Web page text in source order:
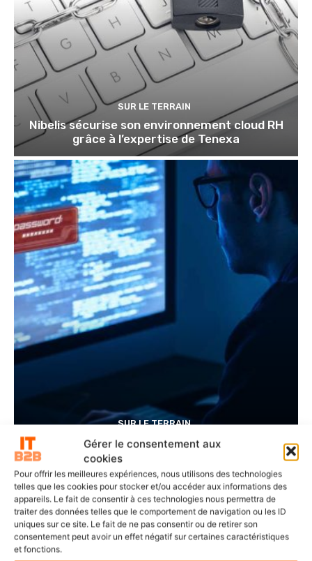
Gérer le consentement aux
cookies
Pour offrir les meilleures expériences, nous utilisons des technologies
telles que les cookies pour stocker et/ou accéder aux informations des
appareils. Le fait de consentir à ces technologies nous permettra de
traiter des données telles que le comportement de navigation ou les ID
uniques sur ce site. Le fait de ne pas consentir ou de retirer son
consentement peut avoir un effet négatif sur certaines caractéristiques
et fonctions.
SUR LE TERRAIN
Nibelis sécurise son environnement cloud RH
grâce à l’expertise de Tenexa
SUR LE TERRAIN
Lille fait de la cybersécurité un enjeu partagé
grâce à Conscio Technologies